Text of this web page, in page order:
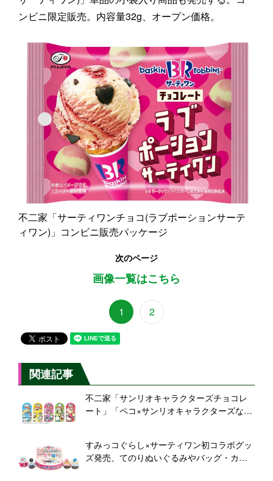
ンビニ限定販売。内容量32g、オープン価格。
不二家「サーティワンチョコ(ラブポーションサーテ
ィワン)」コンビニ販売パッケージ
次のページ
画像一覧はこちら
1 2
関連記事
不二家「サンリオキャラクターズチョコレ
ート」「ペコ×サンリオキャラクターズなか
すみっコぐらし×サーティワン初コラボグッ
ズ発売、てのりぬいぐるみやバッグ・カッ